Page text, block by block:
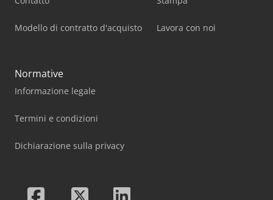
Modello di contratto d'acquisto Lavora con noi
Normative
Informazione legale
Termini e condizioni
Dichiarazione sulla privacy